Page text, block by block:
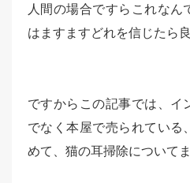
人間の場合ですらこれなん
はますますどれを信じたら
ですからこの記事では、イ
でなく本屋で売られている
めて、猫の耳掃除について